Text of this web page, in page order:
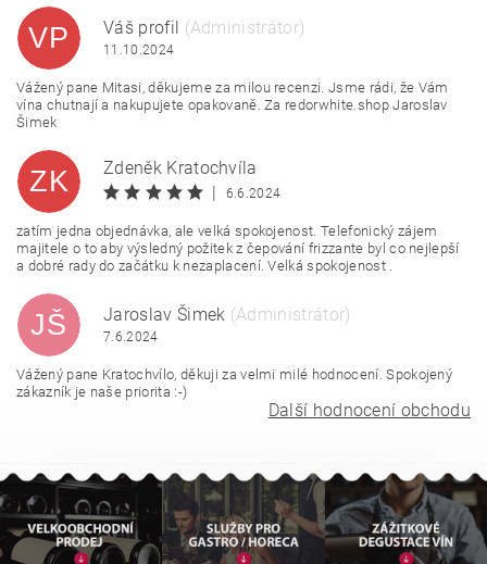
VP Váš profil (Administrátor)
11.10.2024
Vážený pane Mitasi, děkujeme za milou recenzi. Jsme rádi, že Vám
vína chutnají a nakupujete opakovaně. Za redorwhite.shop Jaroslav
Šimek
ZK
Zdeněk Kratochvíla
|
6.6.2024
zatím jedna objednávka, ale velká spokojenost. Telefonický zájem
majitele o to aby výsledný požitek z čepování frizzante byl co nejlepší
a dobré rady do začátku k nezaplacení. Velká spokojenost .
JŠ Jaroslav Šimek (Administrátor)
7.6.2024
Vážený pane Kratochvílo, děkuji za velmi milé hodnocení. Spokojený
zákazník je naše priorita :-)
Další hodnocení obchodu